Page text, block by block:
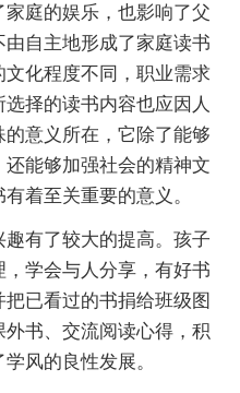
庭的娱乐，也影响了父
自主地形成了家庭读书
化程度不同，职业需求
择的读书内容也应因人
意义所在，它除了能够
能够加强社会的精神文
着至关重要的意义。
有了较大的提高。孩子
学会与人分享，有好书
已看过的书捐给班级图
书、交流阅读心得，积
风的良性发展。